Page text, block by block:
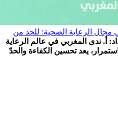
مجال الرعاية الصحية: للحد من
أ. ندى المغربي في عالم الرعاية
يعد تحسين الكفاءة والحدّ